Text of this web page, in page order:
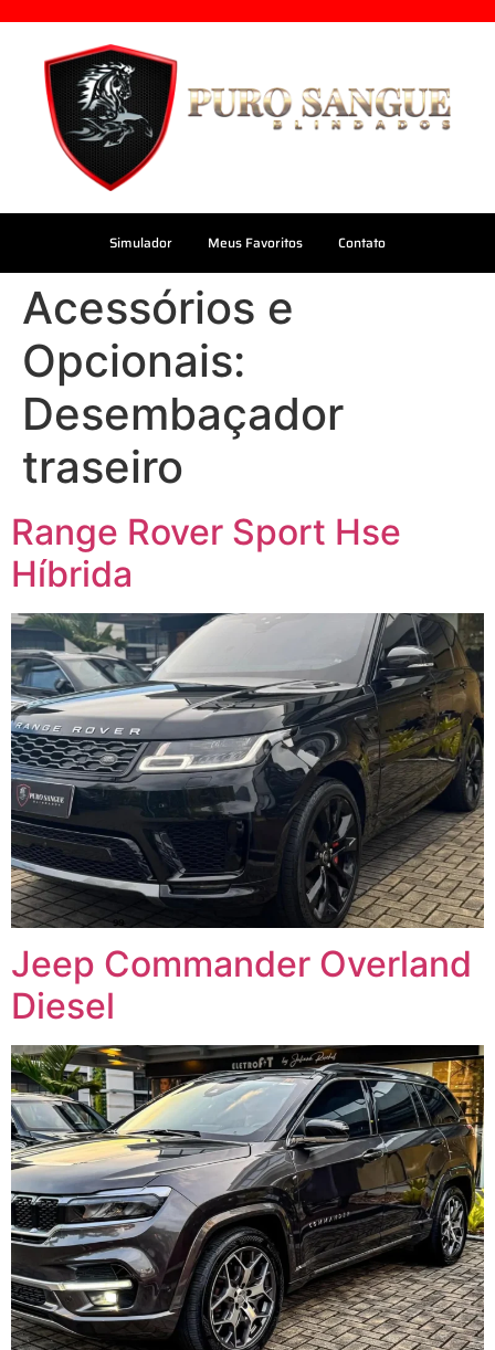
Simulador Meus Favoritos Contato
Acessórios e
Opcionais:
Desembaçador
traseiro
Range Rover Sport Hse
Híbrida
Jeep Commander Overland
Diesel